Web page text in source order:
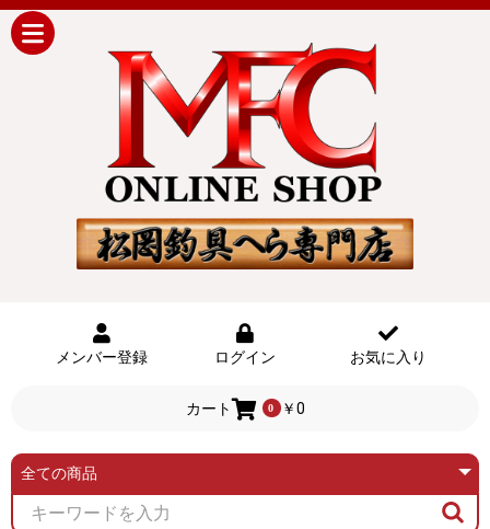
メンバー登録 ログイン お気に入り
カート 0 ￥0